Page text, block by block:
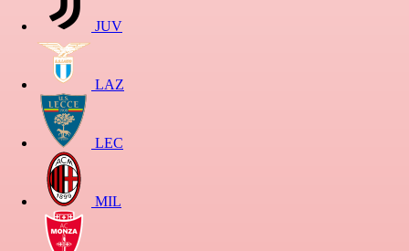
JUV
LAZ
LEC
MIL